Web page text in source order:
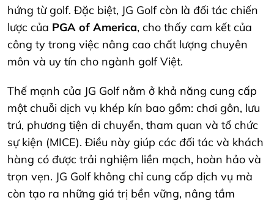
hứng từ golf. Đặc biệt, JG Golf còn là đối tác chiến
lược của PGA of America, cho thấy cam kết của
công ty trong việc nâng cao chất lượng chuyên
môn và uy tín cho ngành golf Việt.
Thế mạnh của JG Golf nằm ở khả năng cung cấp
một chuỗi dịch vụ khép kín bao gồm: chơi gôn, lưu
trú, phương tiện di chuyển, tham quan và tổ chức
sự kiện (MICE). Điều này giúp các đối tác và khách
hàng có được trải nghiệm liền mạch, hoàn hảo và
trọn vẹn. JG Golf không chỉ cung cấp dịch vụ mà
còn tạo ra những giá trị bền vững, nâng tầm